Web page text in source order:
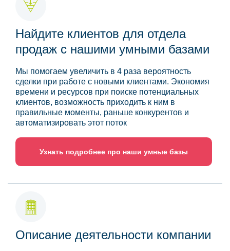
Найдите клиентов для отдела
продаж с нашими умными базами
Мы помогаем увеличить в 4 раза вероятность
сделки при работе с новыми клиентами. Экономия
времени и ресурсов при поиске потенциальных
клиентов, возможность приходить к ним в
правильные моменты, раньше конкурентов и
автоматизировать этот поток
Узнать подробнее про наши умные базы
Описание деятельности компании